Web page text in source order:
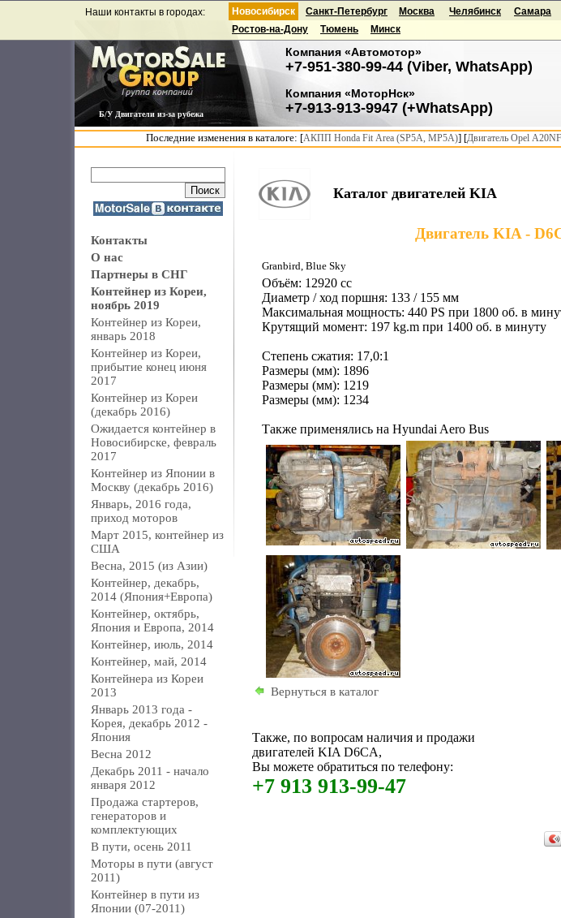
Б/У Двигатели из-за рубежа
Наши контакты в городах: Новосибирск
Компания «Автомотор»
+7-951-380-99-44 (Viber, WhatsApp)
Компания «МоторНск»
+7-913-913-9947 (+WhatsApp)
Санкт-Петербург Москва Челябинск Самара
Ростов-на-Дону
Тюмень Минск
Последние изменения в каталоге: [АКПП Honda Fit Area (SP5A, MP5A)] [Двигатель Opel
Контакты
О нас
Партнеры в СНГ
Контейнер из Кореи,
ноябрь 2019
Контейнер из Кореи,
январь 2018
Контейнер из Кореи,
прибытие конец июня
2017
Контейнер из Кореи
(декабрь 2016)
Ожидается контейнер в
Новосибирске, февраль
2017
Контейнер из Японии в
Москву (декабрь 2016)
Январь, 2016 года,
приход моторов
Март 2015, контейнер из
США
Весна, 2015 (из Азии)
Контейнер, декабрь,
2014 (Япония+Европа)
Контейнер, октябрь,
Япония и Европа, 2014
Контейнер, июль, 2014
Контейнер, май, 2014
Контейнера из Кореи
2013
Январь 2013 года -
Корея, декабрь 2012 -
Япония
Весна 2012
Декабрь 2011 - начало
января 2012
Продажа стартеров,
генераторов и
комплектующих
В пути, осень 2011
Моторы в пути (август
2011)
Контейнер в пути из
Японии (07-2011)
Каталог двигателей KIA
Двигатель KIA -
Granbird, Blue Sky
Объём: 12920 сс
Диаметр / ход поршня: 133 / 155 мм
Максимальная мощность: 440 PS при 1800 об. в
Крутящий момент: 197 kg.m при 1400 об. в минуту
Степень сжатия: 17,0:1
Размеры (мм): 1896
Размеры (мм): 1219
Размеры (мм): 1234
Также применялись на Hyundai Aero Bus
Вернуться в каталог
Также, по вопросам наличия и продажи
двигателей KIA D6CA,
Вы можете обратиться по телефону:
+7 913 913-99-47